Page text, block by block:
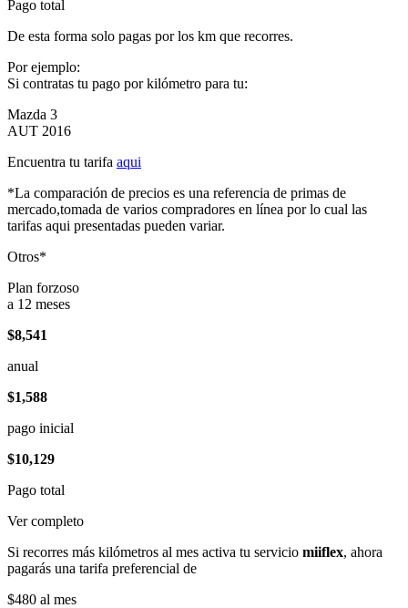
Pago total
De esta forma solo pagas por los km que recorres.
Por ejemplo:
Si contratas tu pago por kilómetro para tu:
Mazda 3
AUT 2016
Encuentra tu tarifa aqui
*La comparación de precios es una referencia de primas de
mercado,tomada de varios compradores en línea por lo cual las
tarifas aqui presentadas pueden variar.
Otros*
Plan forzoso
a 12 meses
$8,541
anual
$1,588
pago inicial
$10,129
Pago total
Ver completo
Si recorres más kilómetros al mes activa tu servicio miiflex, ahora
pagarás una tarifa preferencial de
$480 al mes